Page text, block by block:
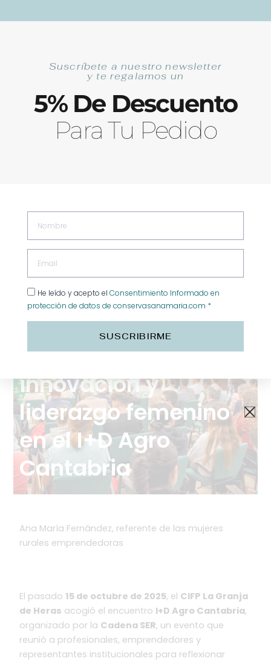
al
Buscar
Conservas Ana
María, ejemplo de
innovación y
liderazgo femenino
en el I+D Agro
Cantabria
Ana María Fernández, referente de las mujeres
rurales emprendedoras
El pasado 15 de octubre de 2025, el CIFP La Granja
de Heras acogió el encuentro I+D Agro Cantabria,
organizado por la Cadena SER, un evento que
reunió a profesionales, emprendedores y
representantes institucionales para reflexionar
Suscríbete a nuestro newsletter
y te regalamos un
5% De Descuento
Para Tu Pedido
He leído y acepto el Consentimiento Informado en
protección de datos de conservasanamaria.com *
SUSCRIBIRME